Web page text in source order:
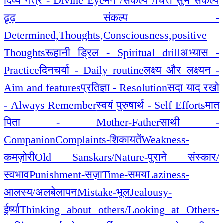
ढृढ़ संकल्प -
Determined,Thoughts,Consciousness,positive
Thoughtsरूहानी ड्रिल - Spiritual drillअभ्यास -
Practiceदिनचर्या - Daily routineलक्ष्य और लक्ष्यन -
Aim and featuresप्रतिज्ञा - Resolutionसदा याद रखो
- Always Rememberस्वयं पुरुषार्थ - Self Effortsमात
पिता - Mother-Fatherसाथी -
CompanionComplaints-शिकायतेंWeakness-
कमज़ोरीOld Sanskars/Nature-पुराने संस्कार/
स्वभावPunishment-सज़ाTime-समयLaziness-
आलस्य/अलबेलापनMistake-भूलJealousy-
ईर्ष्याThinking about others/Looking at Others-